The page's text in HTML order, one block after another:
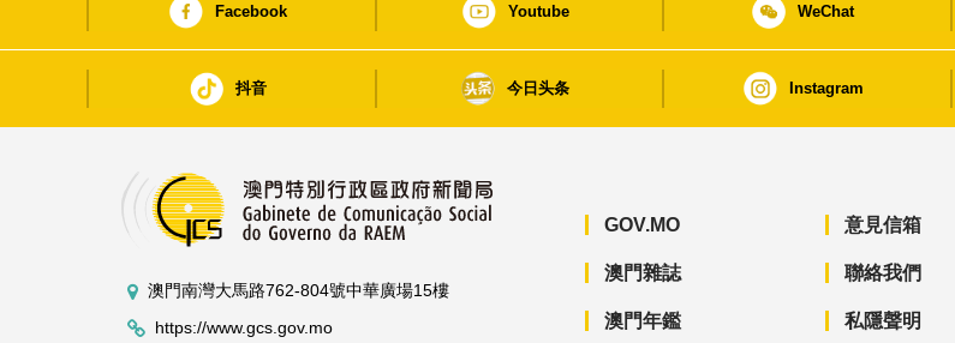
Facebook Youtube WeChat
抖音 今日头条 Instagram
澳門南灣大馬路762-804號中華廣場15樓
https://www.gcs.gov.mo
GOV.MO
澳門雜誌
澳門年鑑
意見信箱
聯絡我們
私隱聲明